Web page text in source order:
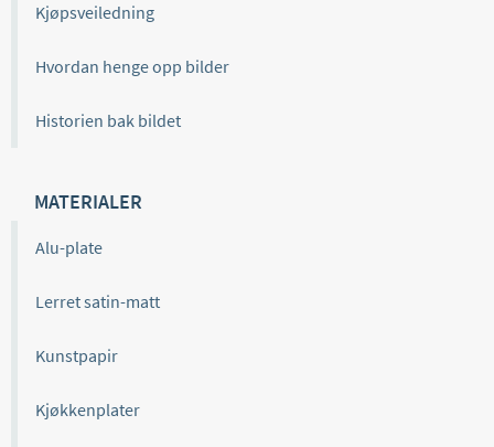
Kjøpsveiledning
Hvordan henge opp bilder
Historien bak bildet
MATERIALER
Alu-plate
Lerret satin-matt
Kunstpapir
Kjøkkenplater